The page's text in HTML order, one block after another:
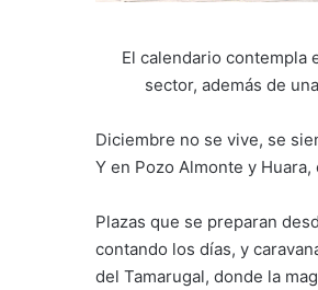
El calendario contempla
sector, además de
Diciembre no se vive, se
Y en Pozo Almonte y
Plazas que se preparan
contando los días, y
del Tamarugal, donde la